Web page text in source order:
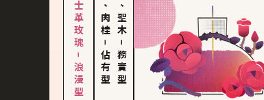
大馬士革玫瑰－浪漫型 －
佔有型
－
務實型